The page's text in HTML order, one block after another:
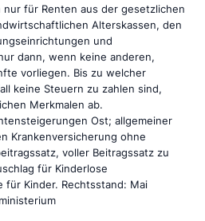
für Renten aus der gesetzlichen
Alterskassen, den
und
dann, wenn keine anderen,
vorliegen. Bis zu welcher
keine Steuern zu zahlen sind,
Merkmalen ab.
Ost; allgemeiner
Krankenversicherung ohne
voller Beitragssatz zu
für Kinderlose
für Kinder. Rechtsstand: Mai